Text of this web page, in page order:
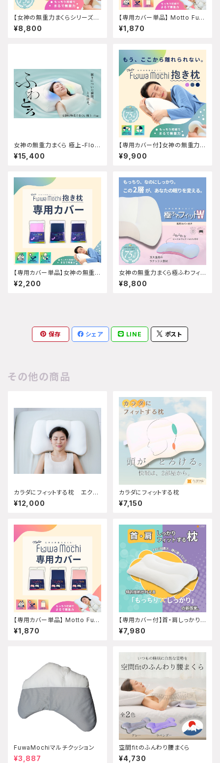
【女神の無重力まくらシリーズ】
Motto FuwaMochi カバーセ
ット
¥8,800
【専用カバー単品】 Motto Fuw
aMochi専用カバー ※まくら
本体は付属しません
¥1,870
女神の無重力まくら 極上-Float
-
¥15,400
【専用カバー付】女神の無重力抱
き枕MottoFuwaMochi
¥9,900
【専用カバー単品】女神の無重力
抱き枕MottoFuwaMochi 抱
き枕本体は付属しません
¥2,200
女神の無重力まくら極ふわフィッ
トW
¥8,800
保存 シェア LINE ポスト
その他の商品
カラダにフィットする枕 エクセ
レント
¥12,000
カラダにフィットする枕
¥7,150
【専用カバー単品】 Motto Fuw
aMochi専用カバー ※まくら
本体は付属しません
¥1,870
【専用カバー付】首・肩しっかりフ
ィットする枕
¥7,980
FuwaMochiマルチクッション
¥3,887
空間fitのふんわり腰まくら
¥4,730